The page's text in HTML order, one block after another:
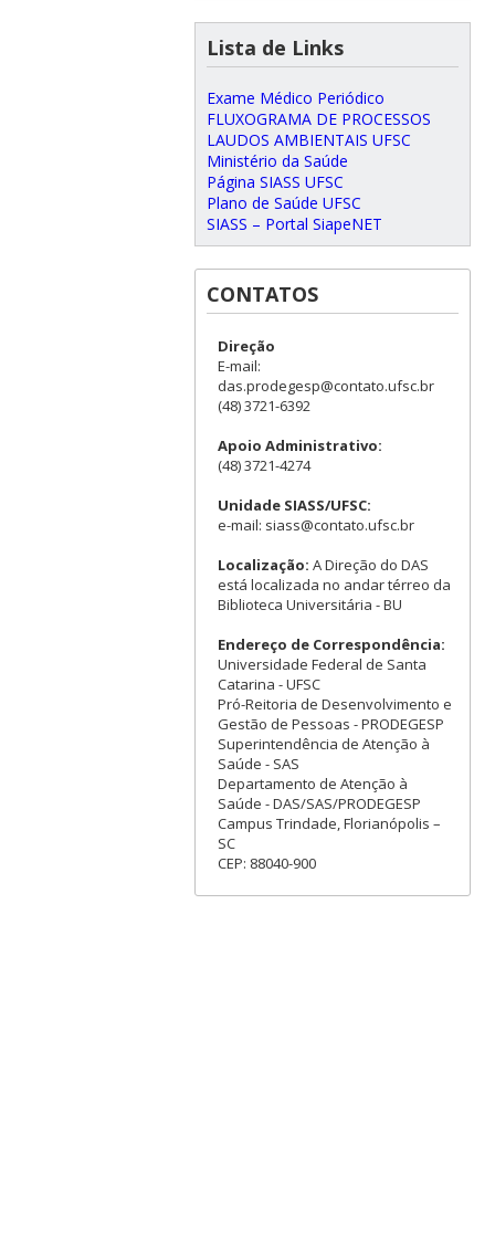
Lista de Links
Exame Médico Periódico
FLUXOGRAMA DE PROCESSOS
LAUDOS AMBIENTAIS UFSC
Ministério da Saúde
Página SIASS UFSC
Plano de Saúde UFSC
SIASS – Portal SiapeNET
CONTATOS
Direção
E-mail:
das.prodegesp@contato.ufsc.br
(48) 3721-6392
Apoio Administrativo:
(48) 3721-4274
Unidade SIASS/UFSC:
e-mail: siass@contato.ufsc.br
Localização: A Direção do DAS
está localizada no andar térreo da
Biblioteca Universitária - BU
Endereço de Correspondência:
Universidade Federal de Santa
Catarina - UFSC
Pró-Reitoria de Desenvolvimento e
Gestão de Pessoas - PRODEGESP
Superintendência de Atenção à
Saúde - SAS
Departamento de Atenção à
Saúde - DAS/SAS/PRODEGESP
Campus Trindade, Florianópolis –
SC
CEP: 88040-900